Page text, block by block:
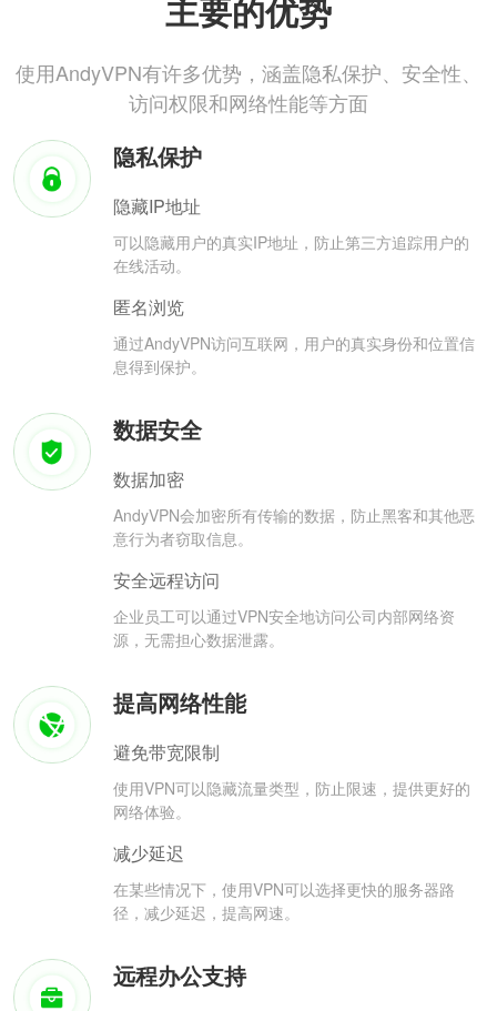
主要的优势
使用AndyVPN有许多优势，涵盖隐私保护、安全性、
访问权限和网络性能等方面
隐私保护
隐藏IP地址
可以隐藏用户的真实IP地址，防止第三方追踪用户的
在线活动。
匿名浏览
通过AndyVPN访问互联网，用户的真实身份和位置信
息得到保护。
数据安全
数据加密
AndyVPN会加密所有传输的数据，防止黑客和其他恶
意行为者窃取信息。
安全远程访问
企业员工可以通过VPN安全地访问公司内部网络资
源，无需担心数据泄露。
提高网络性能
避免带宽限制
使用VPN可以隐藏流量类型，防止限速，提供更好的
网络体验。
减少延迟
在某些情况下，使用VPN可以选择更快的服务器路
径，减少延迟，提高网速。
远程办公支持